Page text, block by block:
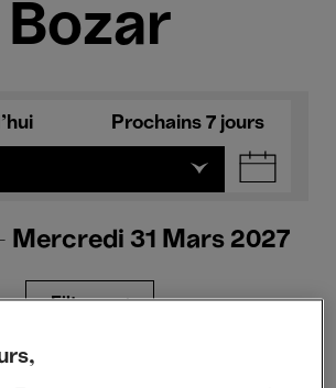
Bozar
Prochains 7 jours
Mercredi 31 Mars 2027
Filtres